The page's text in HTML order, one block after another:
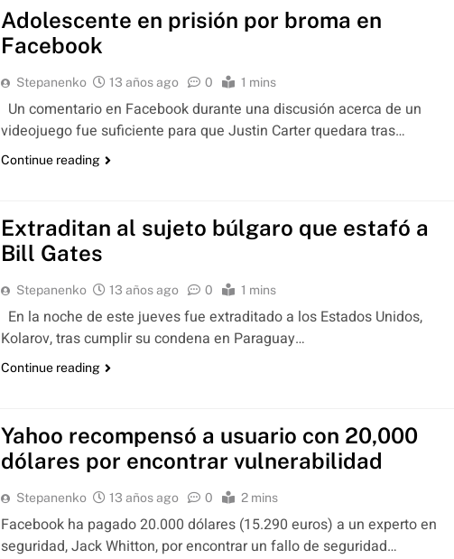
Adolescente en prisión por broma en
Facebook
Stepanenko 13 años ago 0 1 mins
Un comentario en Facebook durante una discusión acerca de un
videojuego fue suficiente para que Justin Carter quedara tras…
Continue reading
Extraditan al sujeto búlgaro que estafó a
Bill Gates
Stepanenko 13 años ago 0 1 mins
En la noche de este jueves fue extraditado a los Estados Unidos,
Kolarov, tras cumplir su condena en Paraguay…
Continue reading
Yahoo recompensó a usuario con 20,000
dólares por encontrar vulnerabilidad
Stepanenko 13 años ago 0 2 mins
Facebook ha pagado 20.000 dólares (15.290 euros) a un experto en
seguridad, Jack Whitton, por encontrar un fallo de seguridad…